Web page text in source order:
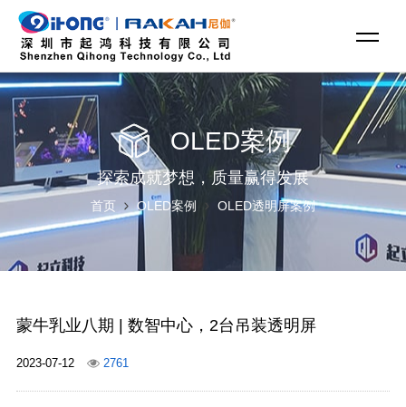
OLED案例
探索成就梦想，质量赢得发展
首页 OLED案例 OLED透明屏案例
蒙牛乳业八期 | 数智中心，2台吊装透明屏
2023-07-12 2761